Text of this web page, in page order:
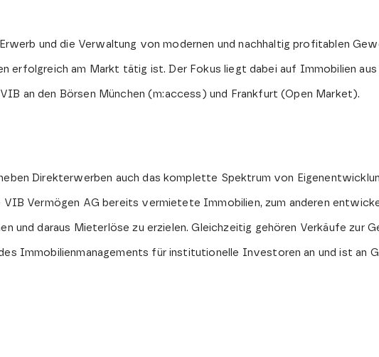
und die Verwaltung von modernen und nachhaltig profitablen
erfolgreich am Markt tätig ist. Der Fokus liegt dabei auf Immobilien
an den Börsen München (m:access) und Frankfurt (Open Market).
Direkterwerben auch das komplette Spektrum von
VIB Vermögen AG bereits vermietete Immobilien, zum anderen
und daraus Mieterlöse zu erzielen. Gleichzeitig gehören Verkäufe zur
Immobilienmanagements für institutionelle Investoren an und ist an